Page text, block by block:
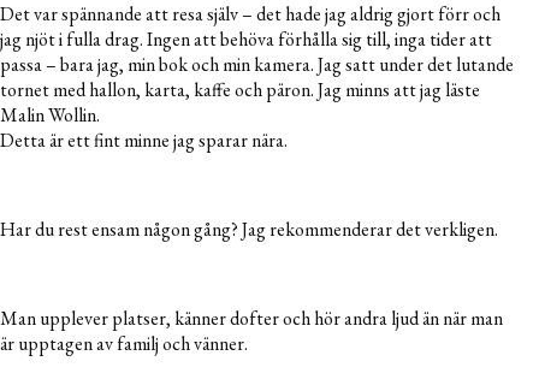
Det var spännande att resa själv – det hade jag aldrig gjort förr och
jag njöt i fulla drag. Ingen att behöva förhålla sig till, inga tider att
passa – bara jag, min bok och min kamera. Jag satt under det lutande
tornet med hallon, karta, kaffe och päron. Jag minns att jag läste
Malin Wollin.
Detta är ett fint minne jag sparar nära.
Har du rest ensam någon gång? Jag rekommenderar det verkligen.
Man upplever platser, känner dofter och hör andra ljud än när man
är upptagen av familj och vänner.